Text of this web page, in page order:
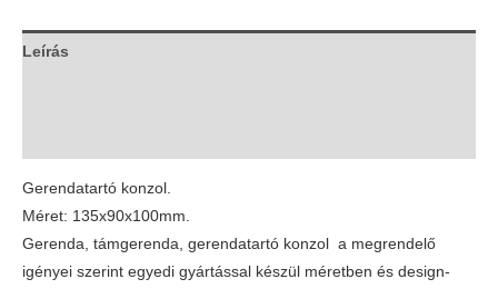
Leírás
Gerendatartó konzol.
Méret: 135x90x100mm.
Gerenda, támgerenda, gerendatartó konzol a megrendelő
igényei szerint egyedi gyártással készül méretben és design-